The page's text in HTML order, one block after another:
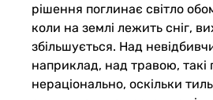
рішення поглинає світло
коли на землі лежить сніг,
збільшується. Над
наприклад, над травою, такі
нераціонально, оскільки